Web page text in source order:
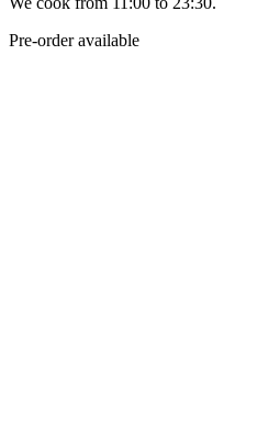
Pre-order available